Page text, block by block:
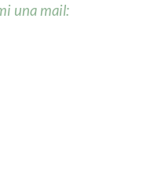
una mail: